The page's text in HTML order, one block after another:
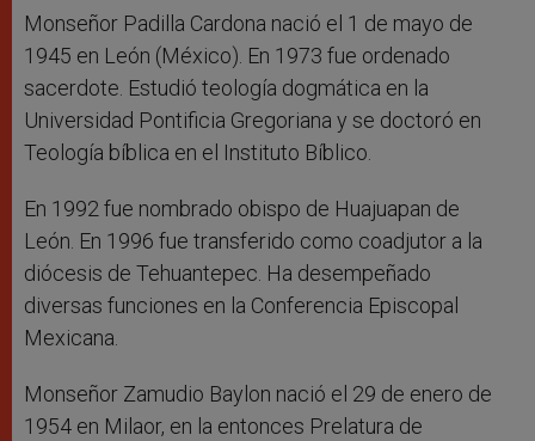
Monseñor Padilla Cardona nació el 1 de mayo de
1945 en León (México). En 1973 fue ordenado
sacerdote. Estudió teología dogmática en la
Universidad Pontificia Gregoriana y se doctoró en
Teología bíblica en el Instituto Bíblico.
En 1992 fue nombrado obispo de Huajuapan de
León. En 1996 fue transferido como coadjutor a la
diócesis de Tehuantepec. Ha desempeñado
diversas funciones en la Conferencia Episcopal
Mexicana.
Monseñor Zamudio Baylon nació el 29 de enero de
1954 en Milaor, en la entonces Prelatura de